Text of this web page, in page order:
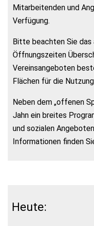
Mitarbeitenden und
Verfügung.
Bitte beachten Sie das
Öffnungszeiten
Vereinsangeboten
Flächen für die
Neben dem „offenen
Jahn ein breites
und sozialen
Informationen finden
Heute: